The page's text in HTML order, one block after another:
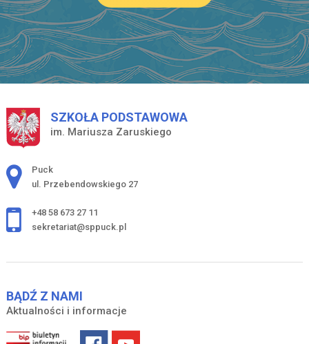
SZKOŁA PODSTAWOWA
im. Mariusza Zaruskiego
Adres pocztowy:
Puck
ul. Przebendowskiego 27
+48 58 673 27 11
sekretariat@sppuck.pl
BĄDŹ Z NAMI
Aktualności i informacje